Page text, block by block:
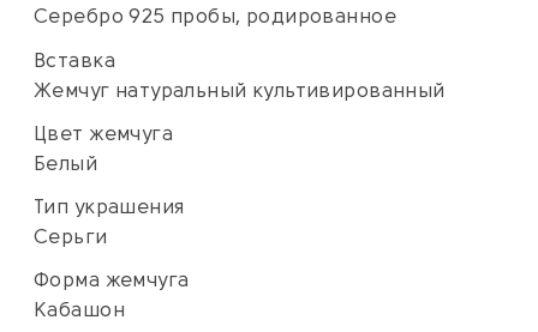
Серебро 925 пробы, родированное
Вставка
Жемчуг натуральный культивированный
Цвет жемчуга
Белый
Тип украшения
Серьги
Форма жемчуга
Кабашон